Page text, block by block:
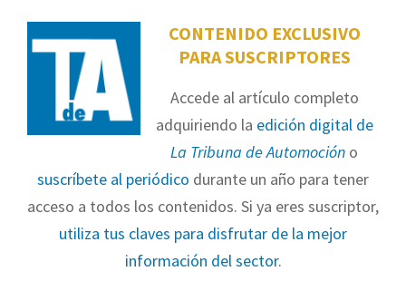
CONTENIDO EXCLUSIVO
PARA SUSCRIPTORES
Accede al artículo completo
adquiriendo la edición digital de
La Tribuna de Automoción o
suscríbete al periódico durante un año para tener
acceso a todos los contenidos. Si ya eres suscriptor,
utiliza tus claves para disfrutar de la mejor
información del sector.